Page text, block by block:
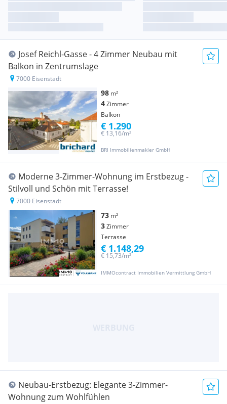
Josef Reichl-Gasse - 4 Zimmer Neubau mit
Balkon in Zentrumslage
7000 Eisenstadt
98 m²
4Zimmer
Balkon
BRI Immobilienmakler GmbH
€ 13,16/m²
€ 1.290
Moderne 3-Zimmer-Wohnung im Erstbezug -
Stilvoll und Schön mit Terrasse!
7000 Eisenstadt
73 m²
3Zimmer
Terrasse
IMMOcontract Immobilien Vermittlung GmbH
€ 15,73/m²
€ 1.148,29
Neubau-Erstbezug: Elegante 3-Zimmer-
Wohnung zum Wohlfühlen